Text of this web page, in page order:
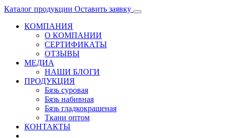
Каталог продукции Оставить заявку
КОМПАНИЯ
О КОМПАНИИ
СЕРТИФИКАТЫ
ОТЗЫВЫ
МЕДИА
НАШИ БЛОГИ
ПРОДУКЦИЯ
Бязь суровая
Бязь набивная
Бязь гладкокрашеная
Ткани оптом
КОНТАКТЫ